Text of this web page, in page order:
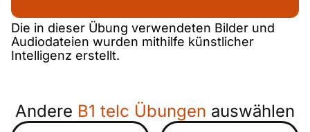
Die in dieser Übung verwendeten Bilder und
Audiodateien wurden mithilfe künstlicher
Intelligenz erstellt.
Andere B1 telc Übungen auswählen